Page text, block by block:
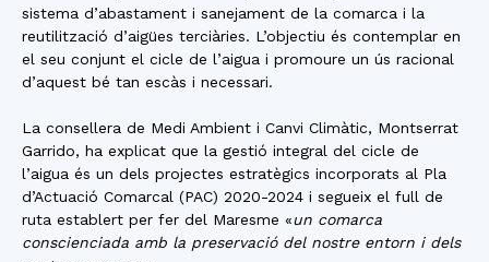
sistema d’abastament i sanejament de la comarca i la
reutilització d’aigües terciàries. L’objectiu és contemplar en
el seu conjunt el cicle de l’aigua i promoure un ús racional
d’aquest bé tan escàs i necessari.
La consellera de Medi Ambient i Canvi Climàtic, Montserrat
Garrido, ha explicat que la gestió integral del cicle de
l’aigua és un dels projectes estratègics incorporats al Pla
d’Actuació Comarcal (PAC) 2020-2024 i segueix el full de
ruta establert per fer del Maresme «un comarca
conscienciada amb la preservació del nostre entorn i dels